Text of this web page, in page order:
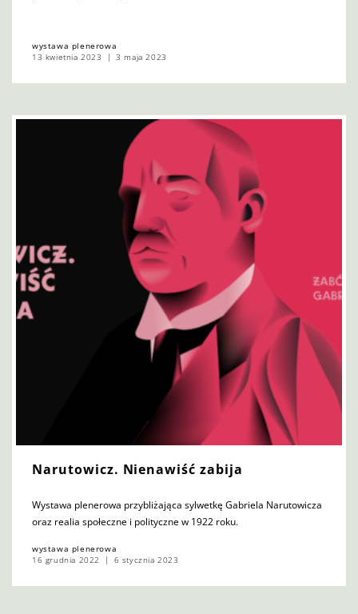
wystawa plenerowa
13 kwietnia 2023
3 maja 2023
Narutowicz. Nienawiść zabija
Wystawa plenerowa przybliżająca sylwetkę Gabriela Narutowicza
oraz realia społeczne i polityczne w 1922 roku.
wystawa plenerowa
16 grudnia 2022
6 stycznia 2023